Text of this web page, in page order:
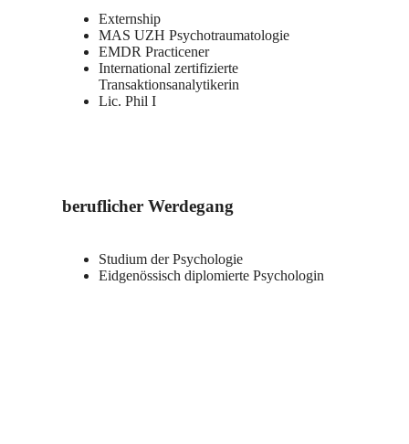
Externship
MAS UZH Psychotraumatologie
EMDR Practicener
International zertifizierte
Transaktionsanalytikerin
Lic. Phil I
beruflicher Werdegang
Studium der Psychologie
Eidgenössisch diplomierte Psychologin